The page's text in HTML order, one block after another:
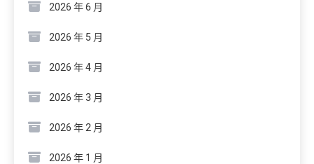
2026 年 6 月
2026 年 5 月
2026 年 4 月
2026 年 3 月
2026 年 2 月
2026 年 1 月